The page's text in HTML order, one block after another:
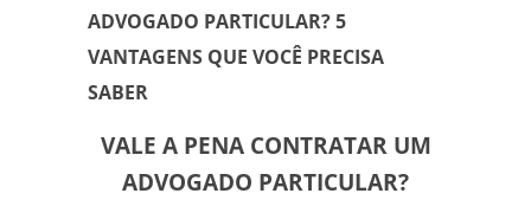
ADVOGADO PARTICULAR? 5
VANTAGENS QUE VOCÊ PRECISA
SABER
VALE A PENA CONTRATAR UM
ADVOGADO PARTICULAR?